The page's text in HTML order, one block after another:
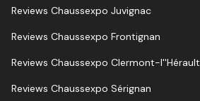
Reviews Chaussexpo Juvignac
Reviews Chaussexpo Frontignan
Reviews Chaussexpo Clermont-l''Hérault
Reviews Chaussexpo Sérignan